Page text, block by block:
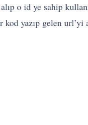
o id ye sahip
kod yazıp gelen